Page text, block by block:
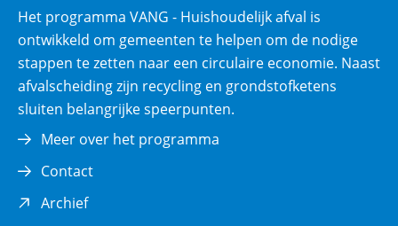
)Het programma VANG - Huishoudelijk afval is
ontwikkeld om gemeenten te helpen om de nodige
stappen te zetten naar een circulaire economie. Naast
afvalscheiding zijn recycling en grondstofketens
sluiten belangrijke speerpunten.
Meer over het programma
Contact
Archief(opent